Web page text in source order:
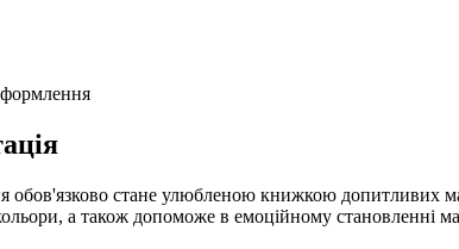
обов'язково стане улюбленою книжкою допитливих
а також допоможе в емоційному становленні